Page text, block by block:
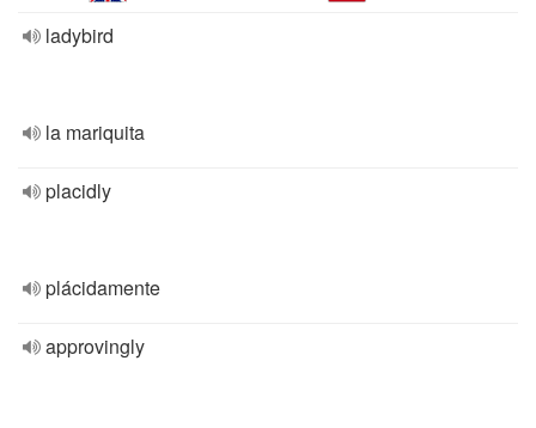
ladybird
la mariquita
placidly
plácidamente
approvingly